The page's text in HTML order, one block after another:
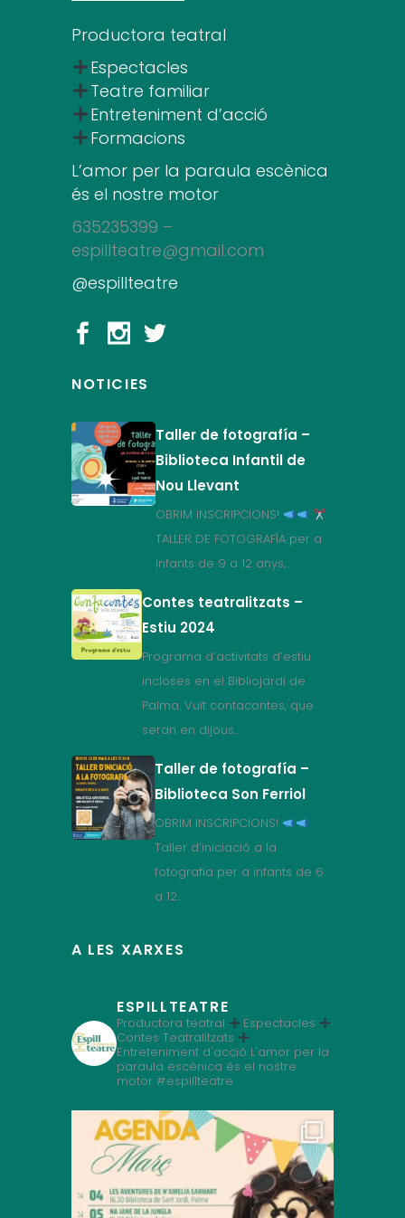
Productora teatral
Espectacles
Teatre familiar
Entreteniment d’acció
Formacions
L’amor per la paraula escènica
és el nostre motor
635235399 –
espillteatre@gmail.com
@espillteatre
NOTICIES
Taller de fotografía –
Biblioteca Infantil de
Nou Llevant
OBRIM INSCRIPCIONS!
TALLER DE FOTOGRAFÍA per a
infants de 9 a 12 anys,...
Contes teatralitzats –
Estiu 2024
Programa d’activitats d’estiu
incloses en el Bibliojardí de
Palma. Vuit contacontes, que
seran en dijous...
Taller de fotografía –
Biblioteca Son Ferriol
OBRIM INSCRIPCIONS!
Taller d’iniciació a la
fotografia per a infants de 6
a 12...
A LES XARXES
ESPILLTEATRE
Productora teatral
Espectacles
Contes Teatralitzats
Entreteniment d'acció L'amor per la
paraula escènica és el nostre
motor #espillteatre